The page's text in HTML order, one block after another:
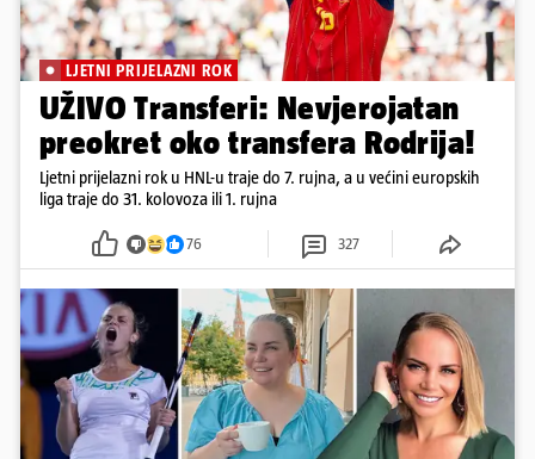
LJETNI PRIJELAZNI ROK
UŽIVO Transferi: Nevjerojatan
preokret oko transfera Rodrija!
Ljetni prijelazni rok u HNL-u traje do 7. rujna, a u većini europskih
liga traje do 31. kolovoza ili 1. rujna
76 327